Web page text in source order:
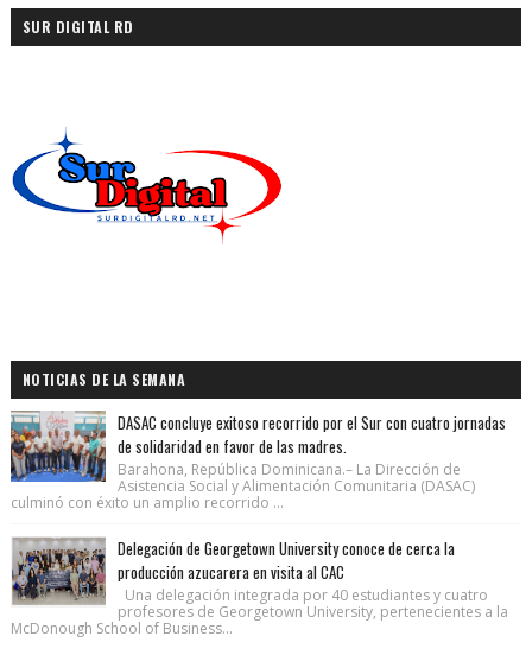
SUR DIGITAL RD
NOTICIAS DE LA SEMANA
DASAC concluye exitoso recorrido por el Sur con cuatro jornadas
de solidaridad en favor de las madres.
Barahona, República Dominicana.– La Dirección de
Asistencia Social y Alimentación Comunitaria (DASAC)
culminó con éxito un amplio recorrido ...
Delegación de Georgetown University conoce de cerca la
producción azucarera en visita al CAC
Una delegación integrada por 40 estudiantes y cuatro
profesores de Georgetown University, pertenecientes a la
McDonough School of Business...